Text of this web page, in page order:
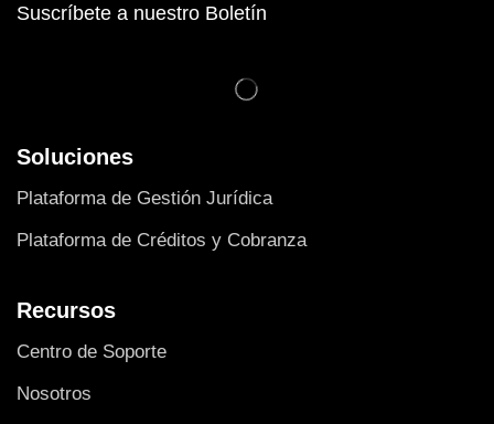
Suscríbete a nuestro Boletín
Soluciones
Plataforma de Gestión Jurídica
Plataforma de Créditos y Cobranza
Recursos
Centro de Soporte
Nosotros